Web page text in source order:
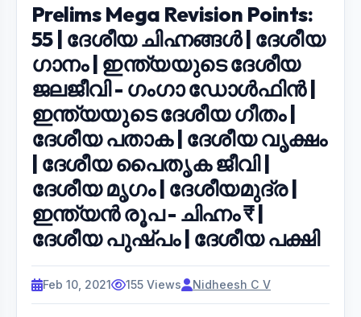
Prelims Mega Revision Points:
55 | ദേശീയ ചിഹ്നങ്ങൾ | ദേശീയ
ഗാനം | ഇന്ത്യയുടെ ദേശീയ
ജലജീവി - ഗംഗാ ഡോൾഫിൻ |
ഇന്ത്യയുടെ ദേശീയ ഗീതം |
ദേശീയ പതാക | ദേശീയ വൃക്ഷം
| ദേശീയ പൈതൃക ജീവി |
ദേശീയ മൃഗം | ദേശീയമുദ്ര |
ഇന്ത്യൻ രൂപ - ചിഹ്നം ₹ |
ദേശീയ പുഷ്പം | ദേശീയ പക്ഷി
Feb 10, 2021 155 Views Nidheesh C V